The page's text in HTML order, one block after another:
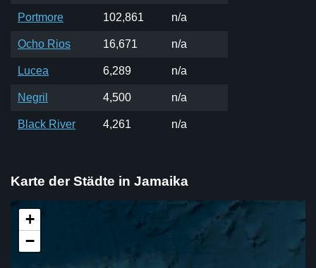
Portmore 102,861 n/a
Ocho Rios 16,671 n/a
Lucea 6,289 n/a
Negril 4,500 n/a
Black River 4,261 n/a
Karte der Städte in Jamaika
+
−